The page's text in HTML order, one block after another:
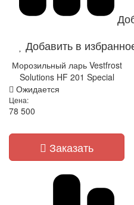
Добавить в
Морозильный ларь Vestfrost
Solutions HF 201 Special
Ожидается
Цена:
78 500
Заказать